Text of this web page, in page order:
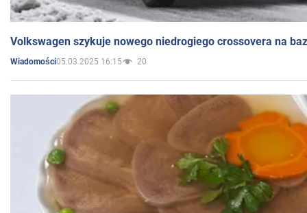
Volkswagen szykuje nowego niedrogiego crossovera na
Wiadomości05.03.2025 16:15 20